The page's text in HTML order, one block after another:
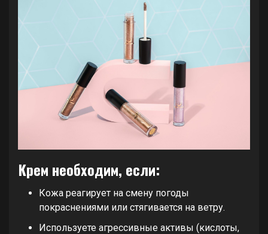
Крем необходим, если:
Кожа реагирует на смену погоды
покраснениями или стягивается на ветру.
Используете агрессивные активы (кислоты,